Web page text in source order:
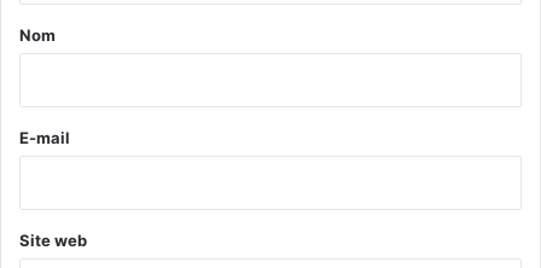
a
e
Nom
E-mail
Site web